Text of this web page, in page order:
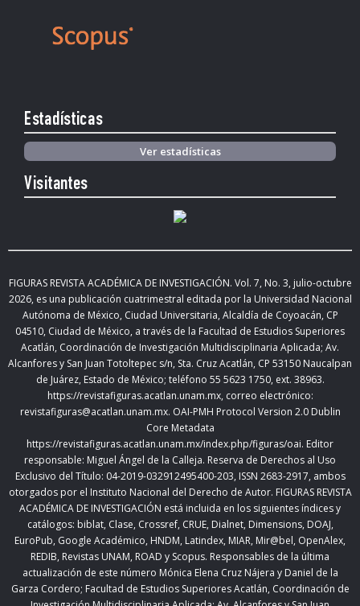
Estadísticas
Ver estadísticas
Visitantes
FIGURAS REVISTA ACADÉMICA DE INVESTIGACIÓN. Vol. 7, No. 3, julio-octubre
2026, es una publicación cuatrimestral editada por la Universidad Nacional
Autónoma de México, Ciudad Universitaria, Alcaldía de Coyoacán, CP
04510, Ciudad de México, a través de la Facultad de Estudios Superiores
Acatlán, Coordinación de Investigación Multidisciplinaria Aplicada; Av.
Alcanfores y San Juan Totoltepec s/n, Sta. Cruz Acatlán, CP 53150 Naucalpan
de Juárez, Estado de México; teléfono 55 5623 1750, ext. 38963.
https://revistafiguras.acatlan.unam.mx, correo electrónico:
revistafiguras@acatlan.unam.mx. OAI-PMH Protocol Version 2.0 Dublin
Core Metadata
https://revistafiguras.acatlan.unam.mx/index.php/figuras/oai. Editor
responsable: Miguel Ángel de la Calleja. Reserva de Derechos al Uso
Exclusivo del Título: 04-2019-032912495400-203, ISSN 2683-2917, ambos
otorgados por el Instituto Nacional del Derecho de Autor. FIGURAS REVISTA
ACADÉMICA DE INVESTIGACIÓN está incluida en los siguientes índices y
catálogos: biblat, Clase, Crossref, CRUE, Dialnet, Dimensions, DOAJ,
EuroPub, Google Académico, HNDM, Latindex, MIAR, Mir@bel, OpenAlex,
REDIB, Revistas UNAM, ROAD y Scopus. Responsables de la última
actualización de este número Mónica Elena Cruz Nájera y Daniel de la
Garza Cordero; Facultad de Estudios Superiores Acatlán, Coordinación de